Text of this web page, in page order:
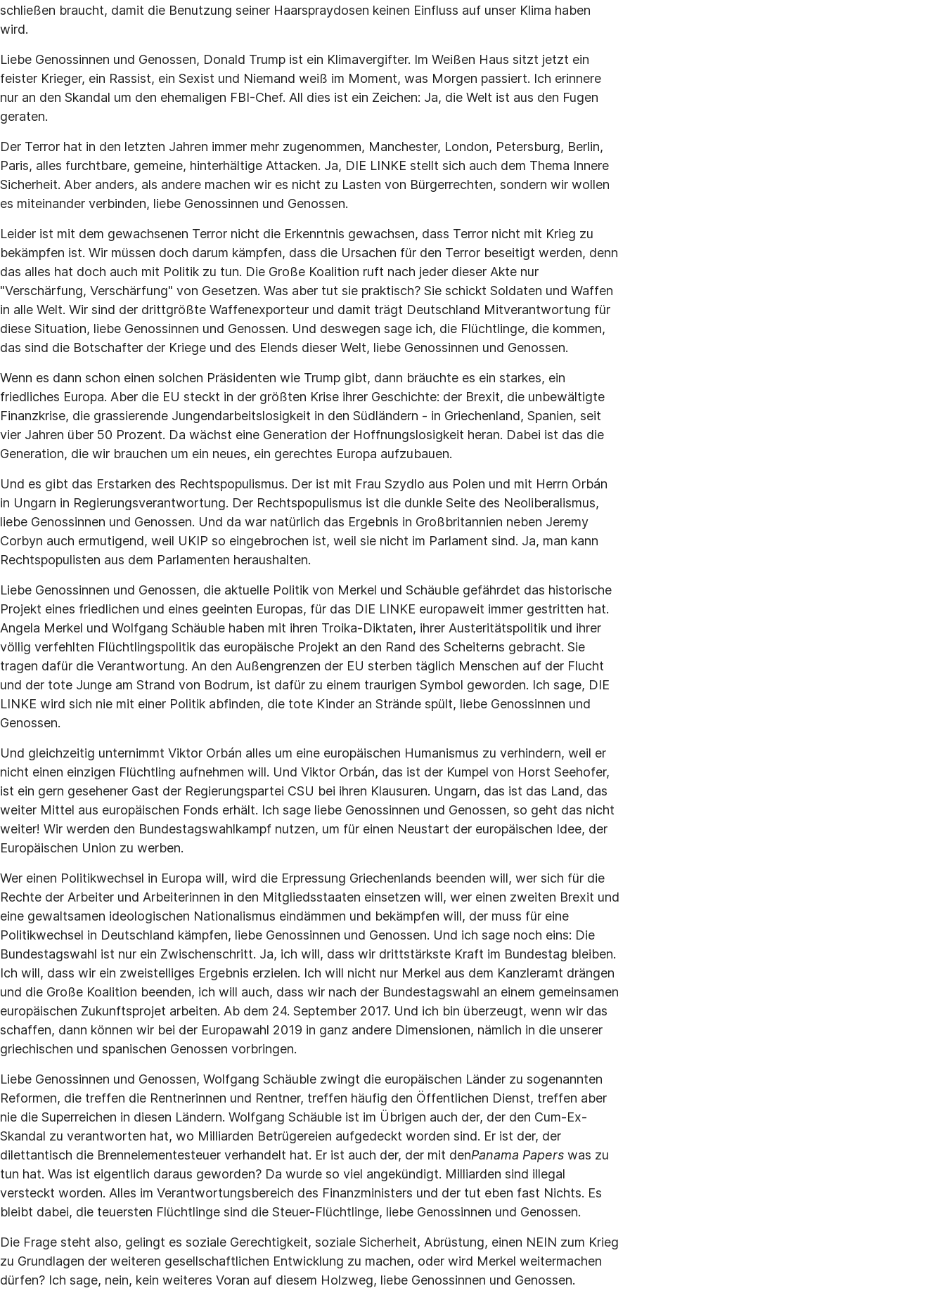
schließen braucht, damit die Benutzung seiner Haarspraydosen keinen Einfluss auf unser Klima haben
wird.
Liebe Genossinnen und Genossen, Donald Trump ist ein Klimavergifter. Im Weißen Haus sitzt jetzt ein
feister Krieger, ein Rassist, ein Sexist und Niemand weiß im Moment, was Morgen passiert. Ich erinnere
nur an den Skandal um den ehemaligen FBI-Chef. All dies ist ein Zeichen: Ja, die Welt ist aus den Fugen
geraten.
Der Terror hat in den letzten Jahren immer mehr zugenommen, Manchester, London, Petersburg, Berlin,
Paris, alles furchtbare, gemeine, hinterhältige Attacken. Ja, DIE LINKE stellt sich auch dem Thema Innere
Sicherheit. Aber anders, als andere machen wir es nicht zu Lasten von Bürgerrechten, sondern wir wollen
es miteinander verbinden, liebe Genossinnen und Genossen.
Leider ist mit dem gewachsenen Terror nicht die Erkenntnis gewachsen, dass Terror nicht mit Krieg zu
bekämpfen ist. Wir müssen doch darum kämpfen, dass die Ursachen für den Terror beseitigt werden, denn
das alles hat doch auch mit Politik zu tun. Die Große Koalition ruft nach jeder dieser Akte nur
"Verschärfung, Verschärfung" von Gesetzen. Was aber tut sie praktisch? Sie schickt Soldaten und Waffen
in alle Welt. Wir sind der drittgrößte Waffenexporteur und damit trägt Deutschland Mitverantwortung für
diese Situation, liebe Genossinnen und Genossen. Und deswegen sage ich, die Flüchtlinge, die kommen,
das sind die Botschafter der Kriege und des Elends dieser Welt, liebe Genossinnen und Genossen.
Wenn es dann schon einen solchen Präsidenten wie Trump gibt, dann bräuchte es ein starkes, ein
friedliches Europa. Aber die EU steckt in der größten Krise ihrer Geschichte: der Brexit, die unbewältigte
Finanzkrise, die grassierende Jungendarbeitslosigkeit in den Südländern - in Griechenland, Spanien, seit
vier Jahren über 50 Prozent. Da wächst eine Generation der Hoffnungslosigkeit heran. Dabei ist das die
Generation, die wir brauchen um ein neues, ein gerechtes Europa aufzubauen.
Und es gibt das Erstarken des Rechtspopulismus. Der ist mit Frau Szydlo aus Polen und mit Herrn Orbán
in Ungarn in Regierungsverantwortung. Der Rechtspopulismus ist die dunkle Seite des Neoliberalismus,
liebe Genossinnen und Genossen. Und da war natürlich das Ergebnis in Großbritannien neben Jeremy
Corbyn auch ermutigend, weil UKIP so eingebrochen ist, weil sie nicht im Parlament sind. Ja, man kann
Rechtspopulisten aus dem Parlamenten heraushalten.
Liebe Genossinnen und Genossen, die aktuelle Politik von Merkel und Schäuble gefährdet das historische
Projekt eines friedlichen und eines geeinten Europas, für das DIE LINKE europaweit immer gestritten hat.
Angela Merkel und Wolfgang Schäuble haben mit ihren Troika-Diktaten, ihrer Austeritätspolitik und ihrer
völlig verfehlten Flüchtlingspolitik das europäische Projekt an den Rand des Scheiterns gebracht. Sie
tragen dafür die Verantwortung. An den Außengrenzen der EU sterben täglich Menschen auf der Flucht
und der tote Junge am Strand von Bodrum, ist dafür zu einem traurigen Symbol geworden. Ich sage, DIE
LINKE wird sich nie mit einer Politik abfinden, die tote Kinder an Strände spült, liebe Genossinnen und
Genossen.
Und gleichzeitig unternimmt Viktor Orbán alles um eine europäischen Humanismus zu verhindern, weil er
nicht einen einzigen Flüchtling aufnehmen will. Und Viktor Orbán, das ist der Kumpel von Horst Seehofer,
ist ein gern gesehener Gast der Regierungspartei CSU bei ihren Klausuren. Ungarn, das ist das Land, das
weiter Mittel aus europäischen Fonds erhält. Ich sage liebe Genossinnen und Genossen, so geht das nicht
weiter! Wir werden den Bundestagswahlkampf nutzen, um für einen Neustart der europäischen Idee, der
Europäischen Union zu werben.
Wer einen Politikwechsel in Europa will, wird die Erpressung Griechenlands beenden will, wer sich für die
Rechte der Arbeiter und Arbeiterinnen in den Mitgliedsstaaten einsetzen will, wer einen zweiten Brexit und
eine gewaltsamen ideologischen Nationalismus eindämmen und bekämpfen will, der muss für eine
Politikwechsel in Deutschland kämpfen, liebe Genossinnen und Genossen. Und ich sage noch eins: Die
Bundestagswahl ist nur ein Zwischenschritt. Ja, ich will, dass wir drittstärkste Kraft im Bundestag bleiben.
Ich will, dass wir ein zweistelliges Ergebnis erzielen. Ich will nicht nur Merkel aus dem Kanzleramt drängen
und die Große Koalition beenden, ich will auch, dass wir nach der Bundestagswahl an einem gemeinsamen
europäischen Zukunftsprojet arbeiten. Ab dem 24. September 2017. Und ich bin überzeugt, wenn wir das
schaffen, dann können wir bei der Europawahl 2019 in ganz andere Dimensionen, nämlich in die unserer
griechischen und spanischen Genossen vorbringen.
Liebe Genossinnen und Genossen, Wolfgang Schäuble zwingt die europäischen Länder zu sogenannten
Reformen, die treffen die Rentnerinnen und Rentner, treffen häufig den Öffentlichen Dienst, treffen aber
nie die Superreichen in diesen Ländern. Wolfgang Schäuble ist im Übrigen auch der, der den Cum-Ex-
Skandal zu verantworten hat, wo Milliarden Betrügereien aufgedeckt worden sind. Er ist der, der
dilettantisch die Brennelementesteuer verhandelt hat. Er ist auch der, der mit denPanama Papers was zu
tun hat. Was ist eigentlich daraus geworden? Da wurde so viel angekündigt. Milliarden sind illegal
versteckt worden. Alles im Verantwortungsbereich des Finanzministers und der tut eben fast Nichts. Es
bleibt dabei, die teuersten Flüchtlinge sind die Steuer-Flüchtlinge, liebe Genossinnen und Genossen.
Die Frage steht also, gelingt es soziale Gerechtigkeit, soziale Sicherheit, Abrüstung, einen NEIN zum Krieg
zu Grundlagen der weiteren gesellschaftlichen Entwicklung zu machen, oder wird Merkel weitermachen
dürfen? Ich sage, nein, kein weiteres Voran auf diesem Holzweg, liebe Genossinnen und Genossen.